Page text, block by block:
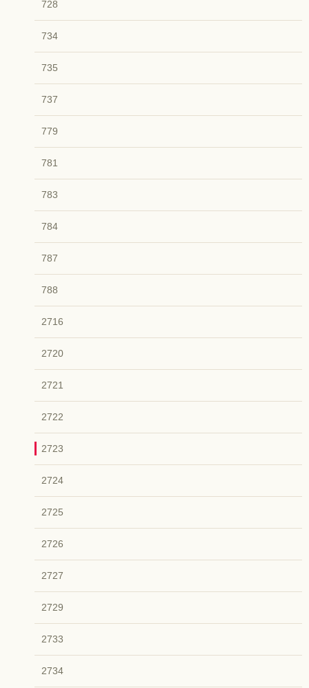
728
734
735
737
779
781
783
784
787
788
2716
2720
2721
2722
2723
2724
2725
2726
2727
2729
2733
2734